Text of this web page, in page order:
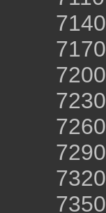
7140
7170
7200
7230
7260
7290
7320
7350